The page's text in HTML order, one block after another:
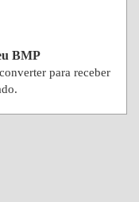
BMP
para receber